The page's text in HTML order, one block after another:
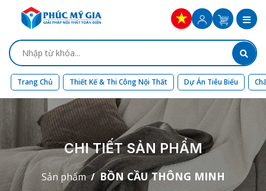
Trang Chủ Thiết Kế & Thi Công Nội Thất Dự Án Tiêu Biểu
CHI TIẾT SẢN PHẨM
Sản phẩm BỒN CẦU THÔNG MINH